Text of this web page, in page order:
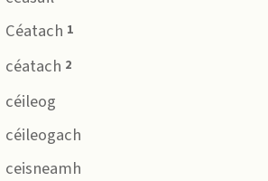
Céatach 1
céatach 2
céileog
céileogach
ceisneamh